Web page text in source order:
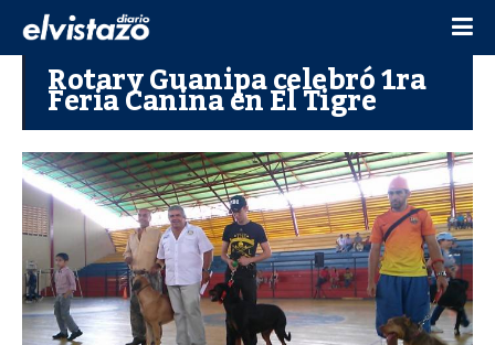
Rotary Guanipa celebró 1ra
Feria Canina en El Tigre